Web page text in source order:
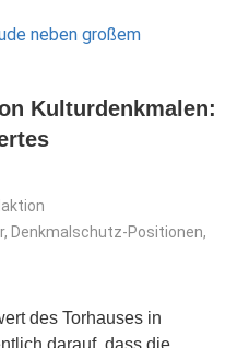
Kulturdenkmalen:
, Denkmalschutz-Positionen,
des Torhauses in
darauf, dass die